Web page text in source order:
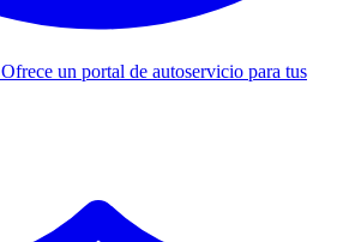
Ofrece un portal de autoservicio para tus